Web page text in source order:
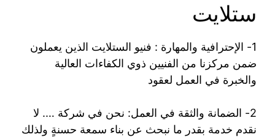
ستلايت
1- الإحترافية والمهارة : فنيو الستلايت الذين يعملون
ضمن مركزنا من الفنيين ذوي الكفاءات العالية
والخبرة في العمل لعقود
2- الضمانة والثقة في العمل: نحن في شركة …. لا
نقدم خدمة بقدر ما نبحث عن بناء سمعة حسنةٍ ولذلك